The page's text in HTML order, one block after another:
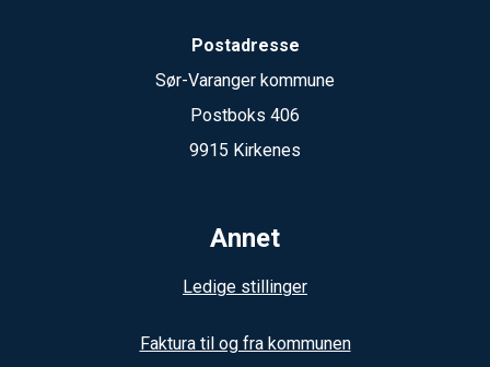
Postadresse
Sør-Varanger kommune
Postboks 406
9915 Kirkenes
Annet
Ledige stillinger
Faktura til og fra kommunen